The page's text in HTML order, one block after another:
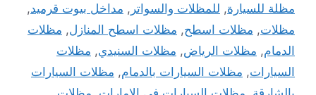
مظلة للسيارة, للمظلات والسواتر , مداخل بيوت قرميد,
مظلات, مظلات اسطح, مظلات اسطح المنازل, مظلات
الدمام, مظلات الرياض, مظلات السنيدي, مظلات
السيارات, مظلات السيارات بالدمام, مظلات السيارات